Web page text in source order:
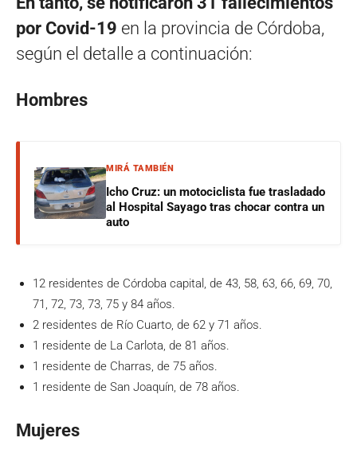
por Covid-19 en la provincia de Córdoba,
según el detalle a continuación:
Hombres
MIRÁ TAMBIÉN
Icho Cruz: un motociclista fue trasladado
al Hospital Sayago tras chocar contra un
auto
12 residentes de Córdoba capital, de 43, 58, 63, 66, 69, 70,
71, 72, 73, 73, 75 y 84 años.
2 residentes de Río Cuarto, de 62 y 71 años.
1 residente de La Carlota, de 81 años.
1 residente de Charras, de 75 años.
1 residente de San Joaquín, de 78 años.
Mujeres